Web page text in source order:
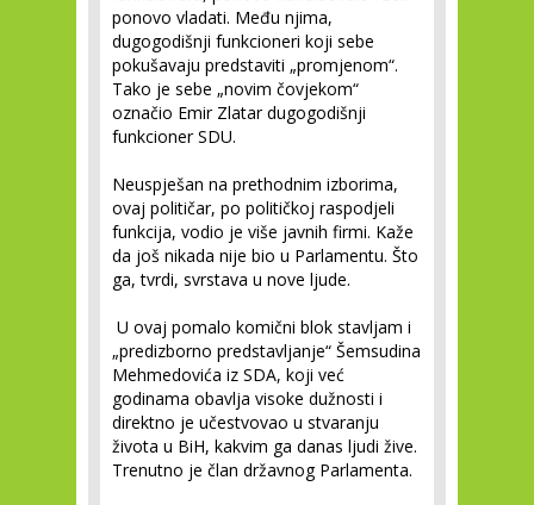
ponovo vladati. Među njima,
dugogodišnji funkcioneri koji sebe
pokušavaju predstaviti „promjenom“.
Tako je sebe „novim čovjekom“
označio Emir Zlatar dugogodišnji
funkcioner SDU.
Neuspješan na prethodnim izborima,
ovaj političar, po političkoj raspodjeli
funkcija, vodio je više javnih firmi. Kaže
da još nikada nije bio u Parlamentu. Što
ga, tvrdi, svrstava u nove ljude.
U ovaj pomalo komični blok stavljam i
„predizborno predstavljanje“ Šemsudina
Mehmedovića iz SDA, koji već
godinama obavlja visoke dužnosti i
direktno je učestvovao u stvaranju
života u BiH, kakvim ga danas ljudi žive.
Trenutno je član državnog Parlamenta.